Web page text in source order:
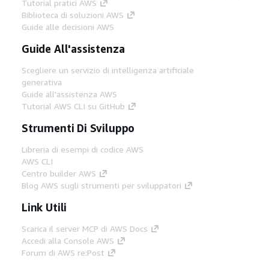
Tutorial pratici AWS
Biblioteca di soluzioni AWS
Guide alle decisioni AWS
Guide All'assistenza
Scegliere un servizio di intelligenza artificiale
generativa
Guide all'assistenza AWS
Tutorial AWS CLI su GitHub
Strumenti Di Sviluppo
Libreria di esempi di codice AWS
AWS CLI
Centro builder AWS
Blog AWS sugli strumenti per sviluppatori
Link Utili
Scarica il server MCP di AWS Docs
Accedi alla Console AWS
Forum di AWS re:Post